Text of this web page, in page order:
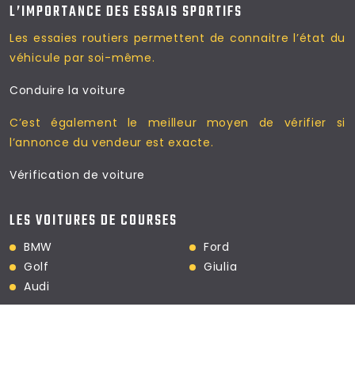
L’IMPORTANCE DES ESSAIS SPORTIFS
Les essaies routiers permettent de connaitre l’état du
véhicule par soi-même.
Conduire la voiture
C’est également le meilleur moyen
de vérifier si
l’annonce du vendeur est exacte.
Vérification de voiture
LES VOITURES DE COURSES
BMW
Golf
Audi
Ford
Giulia